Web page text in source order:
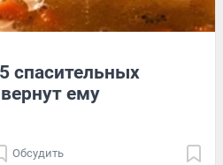
спасительных
ему
Обсудить